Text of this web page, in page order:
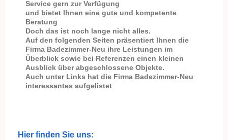
Service gern zur Verfügung
und bietet Ihnen eine gute und kompetente
Beratung
Doch das ist noch lange nicht alles.
Auf den folgenden Seiten präsentiert Ihnen die
Firma Badezimmer-Neu ihre Leistungen im
Überblick sowie bei Referenzen einen kleinen
Ausblick über abgeschlossene Objekte.
Auch unter Links hat die Firma Badezimmer-Neu
interessantes aufgelistet
Hier finden Sie uns: